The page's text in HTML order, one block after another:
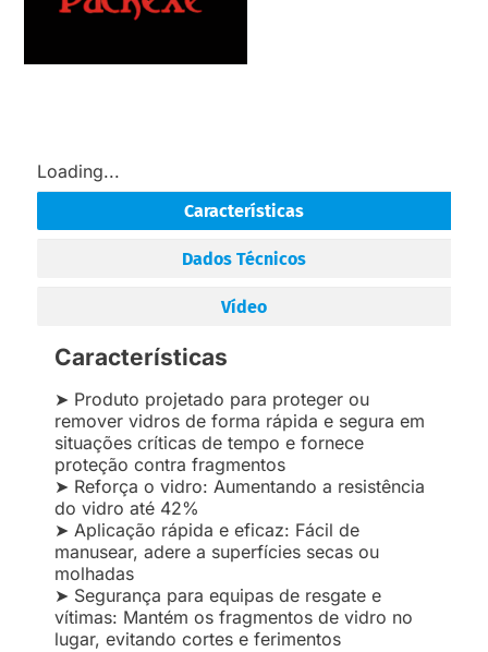
Loading...
Características
Dados Técnicos
Vídeo
Características
➤ Produto projetado para proteger ou
remover vidros de forma rápida e segura em
situações críticas de tempo e fornece
proteção contra fragmentos
➤ Reforça o vidro: Aumentando a resistência
do vidro até 42%
➤ Aplicação rápida e eficaz: Fácil de
manusear, adere a superfícies secas ou
molhadas
➤ Segurança para equipas de resgate e
vítimas: Mantém os fragmentos de vidro no
lugar, evitando cortes e ferimentos